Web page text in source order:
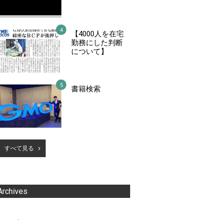
【4000人を在宅
勤務にした判断
について】
書籍検索
すべて見る